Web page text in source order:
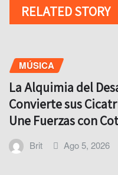
RELATED STORY
MÚSICA
La Alquimia del
Convierte sus
Une Fuerzas con
Brit Ago 5, 2026